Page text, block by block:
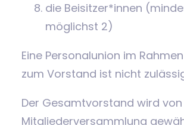
die Beisitzer*innen
möglichst 2)
Eine Personalunion im
zum Vorstand ist nicht
Der Gesamtvorstand wird
Mitgliederversammlung